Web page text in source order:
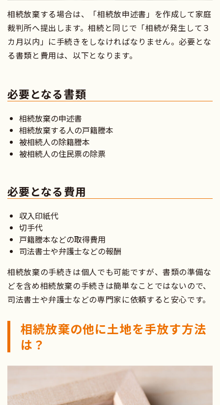
相続放棄する場合は、「相続放申述書」を作成して家庭
裁判所へ提出します。相続と同じで「相続が発生して３
カ月以内」に手続きをしなければなりません。必要とな
る書類と費用は、以下となります。
必要となる書類
相続放棄の申述書
相続放棄する人の戸籍謄本
被相続人の除籍謄本
被相続人の住民票の除票
必要となる費用
収入印紙代
切手代
戸籍謄本などの取得費用
司法書士や弁護士などの報酬
相続放棄の手続きは個人でも可能ですが、書類の準備な
どを含め相続放棄の手続きは簡単なことではないので、
司法書士や弁護士などの専門家に依頼すると安心です。
相続放棄の他に土地を手放す方法
は？